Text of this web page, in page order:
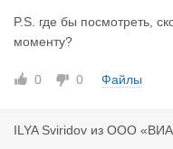
P.S. где бы посмотреть,
моменту?
0 0 Файлы
ILYA Sviridov из ООО